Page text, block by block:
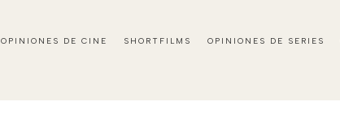
OPINIONES DE CINE SHORTFILMS OPINIONES DE SERIES